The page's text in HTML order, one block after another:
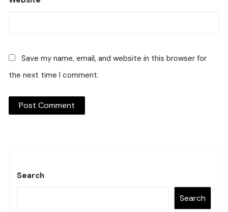
Save my name, email, and website in this browser for
the next time I comment.
Search
Search